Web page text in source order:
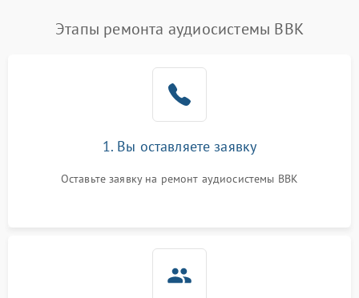
Этапы ремонта аудиосистемы BBK
1. Вы оставляете заявку
Оставьте заявку на ремонт аудиосистемы BBK